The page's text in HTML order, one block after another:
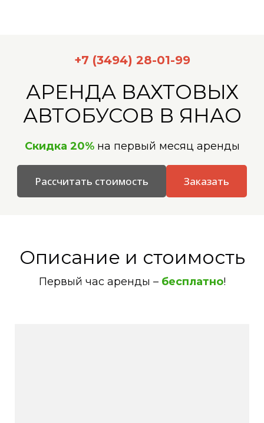
+7 (3494) 28-01-99
АРЕНДА ВАХТОВЫХ
АВТОБУСОВ В ЯНАО
Скидка 20%на первый месяц аренды
Рассчитать стоимость Заказать
Описание и стоимость
Первый час аренды – бесплатно!